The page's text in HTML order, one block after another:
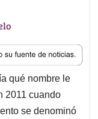
qué nombre le
2011 cuando
se denominó